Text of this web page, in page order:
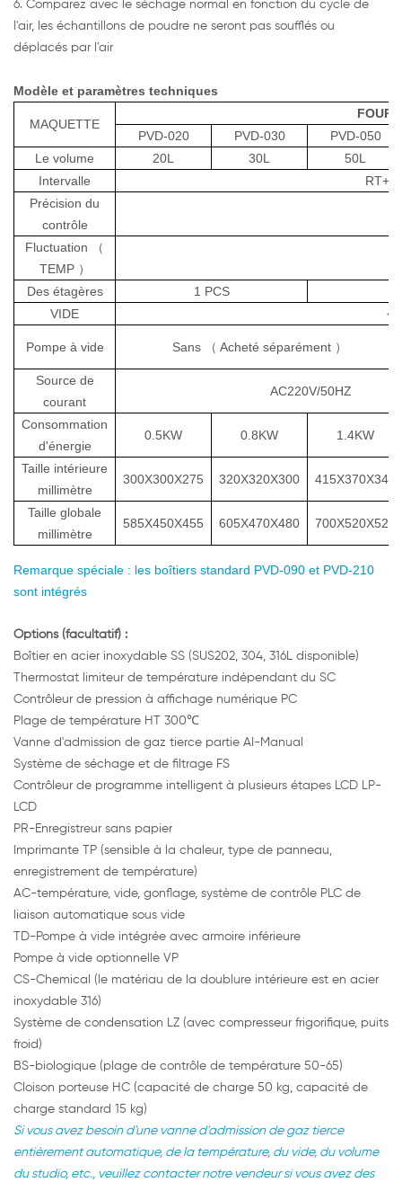
6. Comparez avec le séchage normal en fonction du cycle de
l'air, les échantillons de poudre ne seront pas soufflés ou
déplacés par l'air
Modèle et paramètres techniques
MAQUETTE
FOUR
PVD-020
PVD-030
PVD-050
Le volume
20L 30L
50L
Intervalle
Précision du
contrôle
Fluctuation
（
TEMP ）
Des étagères 1 PCS
VIDE
Pompe à vide Sans （ Acheté séparément ）
Source de
courant
AC220V/50HZ
Consommation
d'énergie
0.5KW 0.8KW 1.4KW
Taille intérieure
millimètre
300X300X275 320X320X300 415X370X345
Taille globale
millimètre
585X450X455 605X470X480 700X520X525
Remarque spéciale : les boîtiers standard PVD-090 et PVD-210
sont intégrés
Options (facultatif) :
Boîtier en acier inoxydable SS (SUS202, 304, 316L disponible)
Thermostat limiteur de température indépendant du SC
Contrôleur de pression à affichage numérique PC
Plage de température HT 300℃
Vanne d'admission de gaz tierce partie AI-Manual
Système de séchage et de filtrage FS
Contrôleur de programme intelligent à plusieurs étapes LCD LP-
LCD
PR-Enregistreur sans papier
Imprimante TP (sensible à la chaleur, type de panneau,
enregistrement de température)
AC-température, vide, gonflage, système de contrôle PLC de
liaison automatique sous vide
TD-Pompe à vide intégrée avec armoire inférieure
Pompe à vide optionnelle VP
CS-Chemical (le matériau de la doublure intérieure est en acier
inoxydable 316)
Système de condensation LZ (avec compresseur frigorifique, puits
froid)
BS-biologique (plage de contrôle de température 50-65)
Cloison porteuse HC (capacité de charge 50 kg, capacité de
charge standard 15 kg)
Si vous avez besoin d'une vanne d'admission de gaz tierce
entièrement automatique, de la température, du vide, du volume
du studio, etc., veuillez contacter notre vendeur si vous avez des